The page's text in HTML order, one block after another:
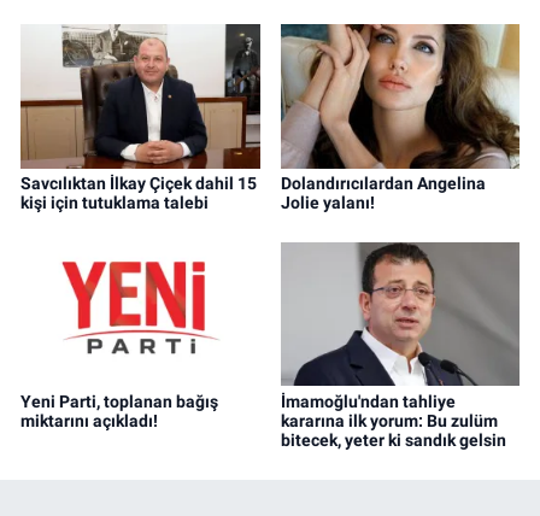
Savcılıktan İlkay Çiçek dahil 15
kişi için tutuklama talebi
Dolandırıcılardan Angelina
Jolie yalanı!
Yeni Parti, toplanan bağış
miktarını açıkladı!
İmamoğlu'ndan tahliye
kararına ilk yorum: Bu zulüm
bitecek, yeter ki sandık gelsin